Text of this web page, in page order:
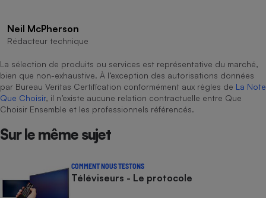
Neil McPherson
Rédacteur technique
La sélection de produits ou services est représentative du marché,
bien que non-exhaustive. À l’exception des autorisations données
par Bureau Veritas Certification conformément aux règles de La Note
Que Choisir, il n’existe aucune relation contractuelle entre Que
Choisir Ensemble et les professionnels référencés.
Sur le même sujet
COMMENT NOUS TESTONS
Téléviseurs - Le protocole